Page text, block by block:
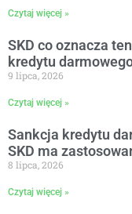
Czytaj więcej »
SKD co oznacza
kredytu
9 lipca, 2026
Czytaj więcej »
Sankcja kredytu
SKD ma
8 lipca, 2026
Czytaj więcej »